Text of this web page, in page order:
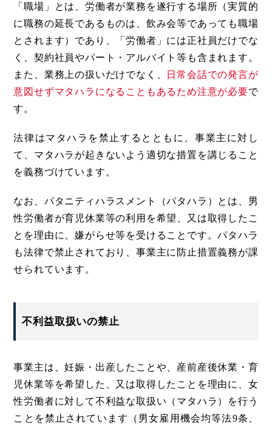
「職場」とは、労働者が業務を遂行する場所（実質的
に職務の延長であるものは、飲み会等であっても職場
とされます）であり、「労働者」には正社員だけでな
く、契約社員やパート・アルバイト等も含まれます。
また、業務上の扱いだけでなく、
日常会話での発言が
意図せずマタハラになることもあるため注意が必要で
す。
法律はマタハラを禁止するとともに、事業主に対し
て、マタハラが起きないよう適切な措置を講じること
を義務づけています。
なお、パタニティハラスメント（パタハラ）とは、男
性労働者が育児休業等の利用を希望、又は取得したこ
とを理由に、嫌がらせ等を受けることです。パタハラ
も法律で禁止されており、事業主に防止措置義務が課
せられています。
不利益取扱いの禁止
事業主は、妊娠・出産したことや、産前産後休業・育
児休業等を希望した、又は取得したことを理由に、女
性労働者に対して不利益な取扱い（マタハラ）を行う
ことを禁止されています（男女雇用機会均等法9条、